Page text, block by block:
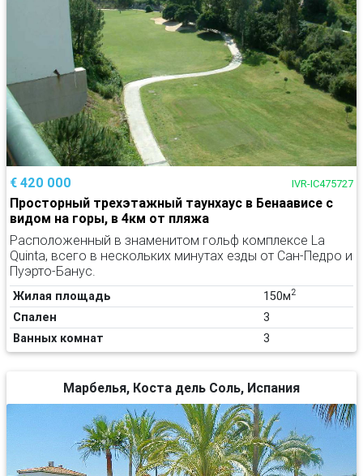
€ 420 000 IVR-IC475727
Просторный трехэтажный таунхаус в Бенаависе с
видом на горы, в 4км от пляжа
Расположенный в знаменитом гольф комплексе La
Quinta, всего в нескольких минутах езды от Сан-Педро и
Пуэрто-Банус.
Жилая площадь 150м2
Спален
3
Ванных комнат
3
Марбелья, Коста дель Соль, Испания